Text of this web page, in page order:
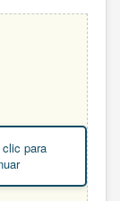
clic para